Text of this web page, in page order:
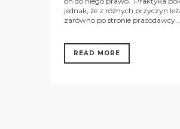
jednak, że z różnych przyczyn
zarówno po stronie pracodawcy...
READ MORE